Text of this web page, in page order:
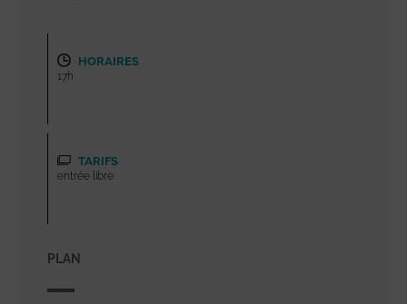
HORAIRES
17h
TARIFS
entrée libre
PLAN